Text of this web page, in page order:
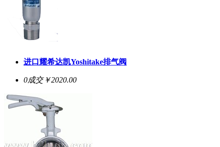
进口耀希达凯Yoshitake排气阀
0成交￥2020.00